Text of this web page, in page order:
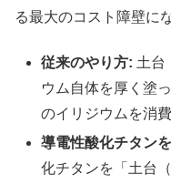
る最大のコスト障壁に
従来のやり方: 土台
ウム自体を厚く塗
のイリジウムを消
導電性酸化チタン
化チタンを「土台